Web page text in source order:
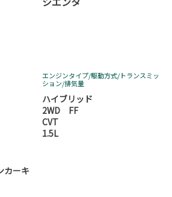
エンジンタイプ/駆動方式/トランスミッ
ション/排気量
ハイブリッド
2WD FF
CVT
1.5L
カーキ